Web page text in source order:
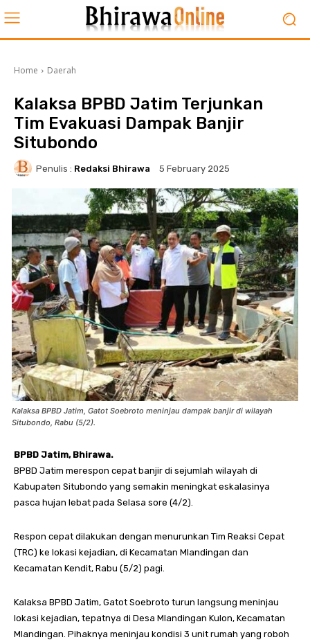
Home Daerah
Kalaksa BPBD Jatim Terjunkan
Tim Evakuasi Dampak Banjir
Situbondo
Penulis : Redaksi Bhirawa 5 February 2025
Kalaksa BPBD Jatim, Gatot Soebroto meninjau dampak banjir di wilayah
Situbondo, Rabu (5/2).
BPBD Jatim, Bhirawa.
BPBD Jatim merespon cepat banjir di sejumlah wilayah di
Kabupaten Situbondo yang semakin meningkat eskalasinya
pasca hujan lebat pada Selasa sore (4/2).
Respon cepat dilakukan dengan menurunkan Tim Reaksi Cepat
(TRC) ke lokasi kejadian, di Kecamatan Mlandingan dan
Kecamatan Kendit, Rabu (5/2) pagi.
Kalaksa BPBD Jatim, Gatot Soebroto turun langsung meninjau
lokasi kejadian, tepatnya di Desa Mlandingan Kulon, Kecamatan
Mlandingan. Pihaknya meninjau kondisi 3 unit rumah yang roboh